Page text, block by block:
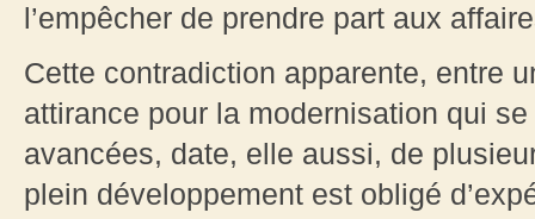
l’empêcher de prendre part aux
Cette contradiction apparente, entre
attirance pour la modernisation qui
avancées, date, elle aussi, de
plein développement est obligé